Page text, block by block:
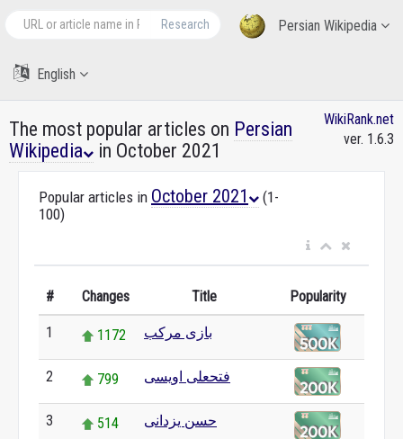
Persian Wikipedia
Research
English
The most popular articles on Persian
Wikipedia
in October 2021
WikiRank.net
ver. 1.6.3
Popular articles in October 2021
(1-
100)
# Changes Title Popularity
1 1172 بازی مرکب
2 799 فتحعلی اویسی
3 514 حسن یزدانی